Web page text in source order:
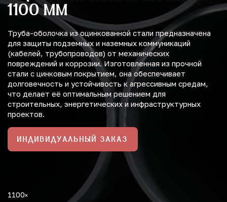
1100 ММ
Труба-оболочка из оцинкованной стали предназначена
для защиты подземных и наземных коммуникаций
(кабелей, трубопроводов) от механических
повреждений и коррозии. Изготовленная из прочной
стали с цинковым покрытием, она обеспечивает
долговечность и устойчивость к агрессивным средам,
что делает её оптимальным решением для
строительных, энергетических и инфраструктурных
проектов.
ИНДИВИДУАЛЬНЫЙ ЗАКАЗ
1100